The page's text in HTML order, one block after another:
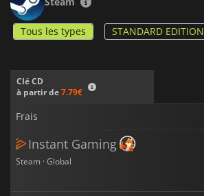
Tous les types STANDARD EDITION
Clé CD
à partir de7.79€
Frais
Instant Gaming
Steam · Global